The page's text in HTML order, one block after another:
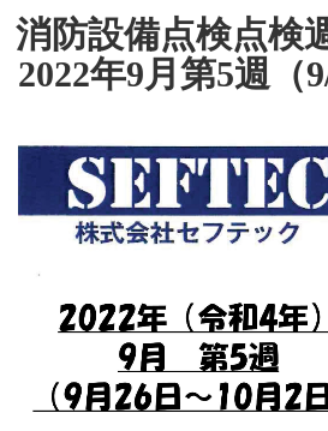
日:
消防設備点検点検
2022年9月第5週（